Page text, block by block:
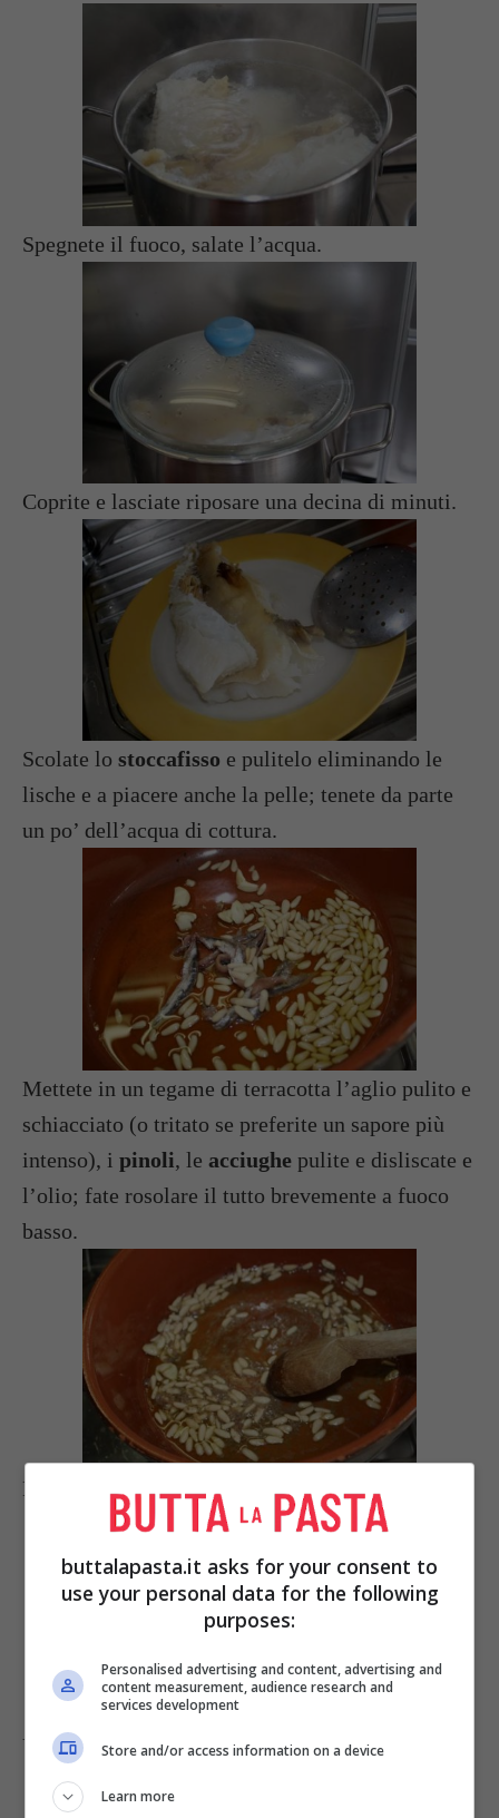
Spegnete il fuoco, salate l’acqua.
Coprite e lasciate riposare una decina di minuti.
Scolate lo stoccafisso e pulitelo eliminando le
lische e a piacere anche la pelle; tenete da parte
un po’ dell’acqua di cottura.
Mettete in un tegame di terracotta l’aglio pulito e
schiacciato (o tritato se preferite un sapore più
intenso), i pinoli, le acciughe pulite e disliscate e
l’olio; fate rosolare il tutto brevemente a fuoco
basso.
Fate scogliere leacciughe nell’olio.
Unite lo stoccafissopulito.
buttalapasta.it asks for your consent to
use your personal data for the following
purposes:
Personalised advertising and content, advertising and
content measurement, audience research and
services development
Store and/or access information on a device
Learn more